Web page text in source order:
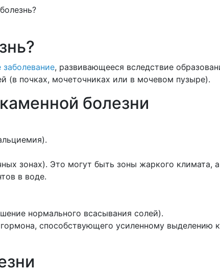
заболевание, развивающееся вследствие
(в почках, мочеточниках или в мочевом пузыре).
болезни
зонах). Это могут быть зоны жаркого климата,
в воде.
нормального всасывания солей).
способствующего усиленному выделению